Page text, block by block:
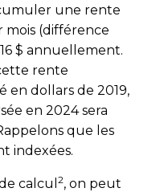
une rente
mois (différence
$ annuellement.
rente
en dollars de 2019,
en 2024 sera
que les
indexées.
calcul 2, on peut